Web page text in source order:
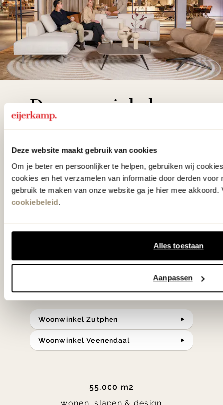
Deze website maakt gebruik van cookies
Om je beter en persoonlijker te helpen, gebruiken wij
cookies en het verzamelen van informatie door derden voor
gebruik te maken van onze website ga je hier mee akkoord.
cookiebeleid.
Alles toestaan
Aanpassen
De woonwinkel
gezien op tv!
Wie kent het programma vtwonen
'Weer verliefd op je huis' niet? We
hebben met liefde de mooiste woon-,
slaap- en designcollecties
klassiekers en de nieuwste ontwerpen
in verrassende materialen en kleuren!
Bekijk onze openingstijden en
bereken je route.
Woonwinkel Zutphen
Woonwinkel Veenendaal
55.000 m2
wonen, slapen & design